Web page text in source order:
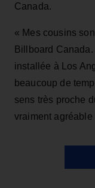
Canada.
« Mes cousins
Billboard
installée à Los
beaucoup de
sens très proche
vraiment agréable